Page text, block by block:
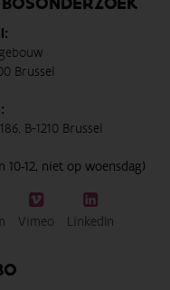
Brussel
B-1210 Brussel
10-12, niet op woensdag)
Vimeo LinkedIn